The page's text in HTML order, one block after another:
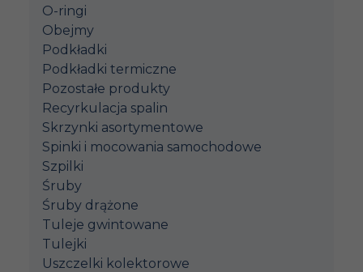
O-ringi
Obejmy
Podkładki
Podkładki termiczne
Pozostałe produkty
Recyrkulacja spalin
Skrzynki asortymentowe
Spinki i mocowania samochodowe
Szpilki
Śruby
Śruby drążone
Tuleje gwintowane
Tulejki
Uszczelki kolektorowe